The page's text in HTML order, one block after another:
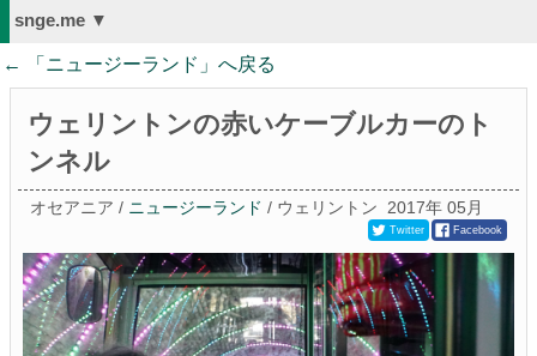
snge.me ▼
← 「 ニュージーランド 」へ戻る
ウェリントンの赤いケーブルカーのト
ンネル
オセアニア / ニュージーランド / ウェリントン 2017年 05月
Twitter Facebook